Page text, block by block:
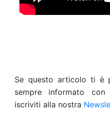
Se questo articolo ti è
sempre informato
iscriviti alla nostra